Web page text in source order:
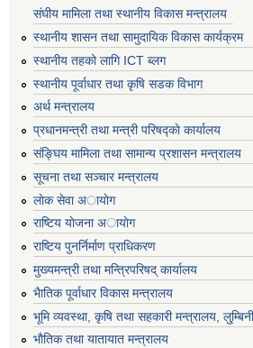
संघीय मामिला तथा स्थानीय विकास मन्त्रालय
स्थानीय शासन तथा सामुदायिक विकास कार्यक्रम
स्थानीय तहको लागि ICT ब्लग
स्थानीय पूर्वाधार तथा कृषि सडक विभाग
अर्थ मन्त्रालय
प्रधानमन्त्री तथा मन्त्री परिषद्काे कार्यालय
संङ्घिय मामिला तथा सामान्य प्रशासन मन्त्रालय
सूचना तथा सञ्चार मन्त्रालय
लाेक सेवा अायाेग
राष्टिय याेजना अायाेग
राष्टिय पुनर्निर्माण प्राधिकरण
मुख्यमन्त्री तथा मन्त्रिपरिषद् कार्यालय
भैातिक पूर्वाधार विकास मन्त्रालय
भूमि व्यवस्था, कृषि तथा सहकारी मन्त्रालय,
भाैतिक तथा यातायात मन्त्रालय